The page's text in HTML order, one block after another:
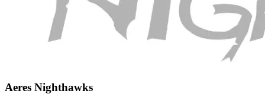
Aeres Nighthawks